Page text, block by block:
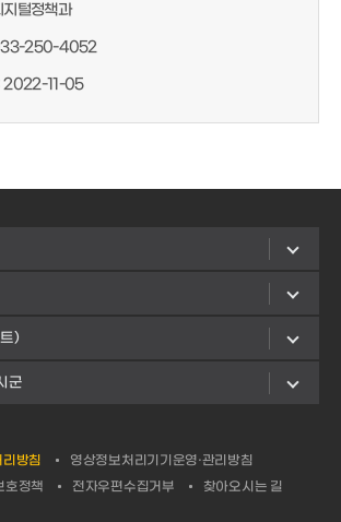
털정책과
250-4052
2022-11-05
)
군
방침
영상정보처리기기운영·관리방침
호정책
전자우편수집거부 찾아오시는 길